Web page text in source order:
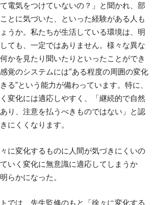
電気をつけていないの？」と聞かれ、部
とに気づいた、といった経験がある人も
うか。私たちが生活している環境は、明
ても、一定ではありません。様々な異な
かを見たり聞いたりといったことができ
覚のシステムには“ある程度の周囲の変化
る”という能力が備わっています。特に、
変化には適応しやすく、「継続的で自然
り、注意を払うべきものではない」と認
にくくなります。
に変化するものに人間が気づきにくいの
いく変化に無意識に適応してしまうか
らかになった。
では、先生監修のもと「徐々に変化する